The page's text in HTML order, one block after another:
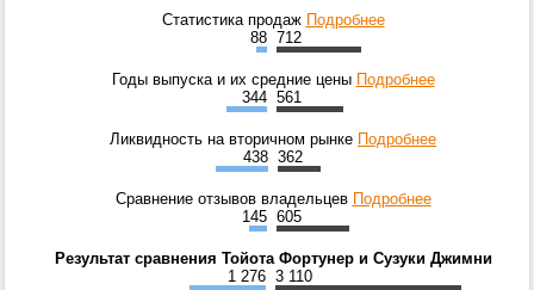
Статистика продаж Подробнее
88 712
Годы выпуска и их средние цены Подробнее
344 561
Ликвидность на вторичном рынке Подробнее
438 362
Сравнение отзывов владельцев Подробнее
145 605
Результат сравнения Тойота Фортунер и Сузуки Джимни
1 276 3 110